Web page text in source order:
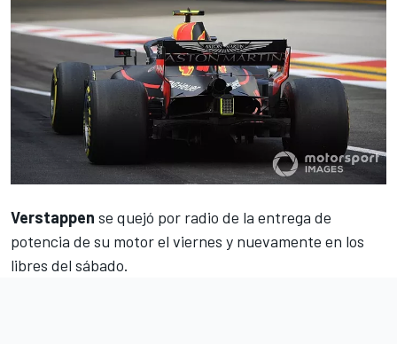
Verstappen se quejó por radio de la entrega de
potencia de su motor el viernes y nuevamente en los
libres del sábado.